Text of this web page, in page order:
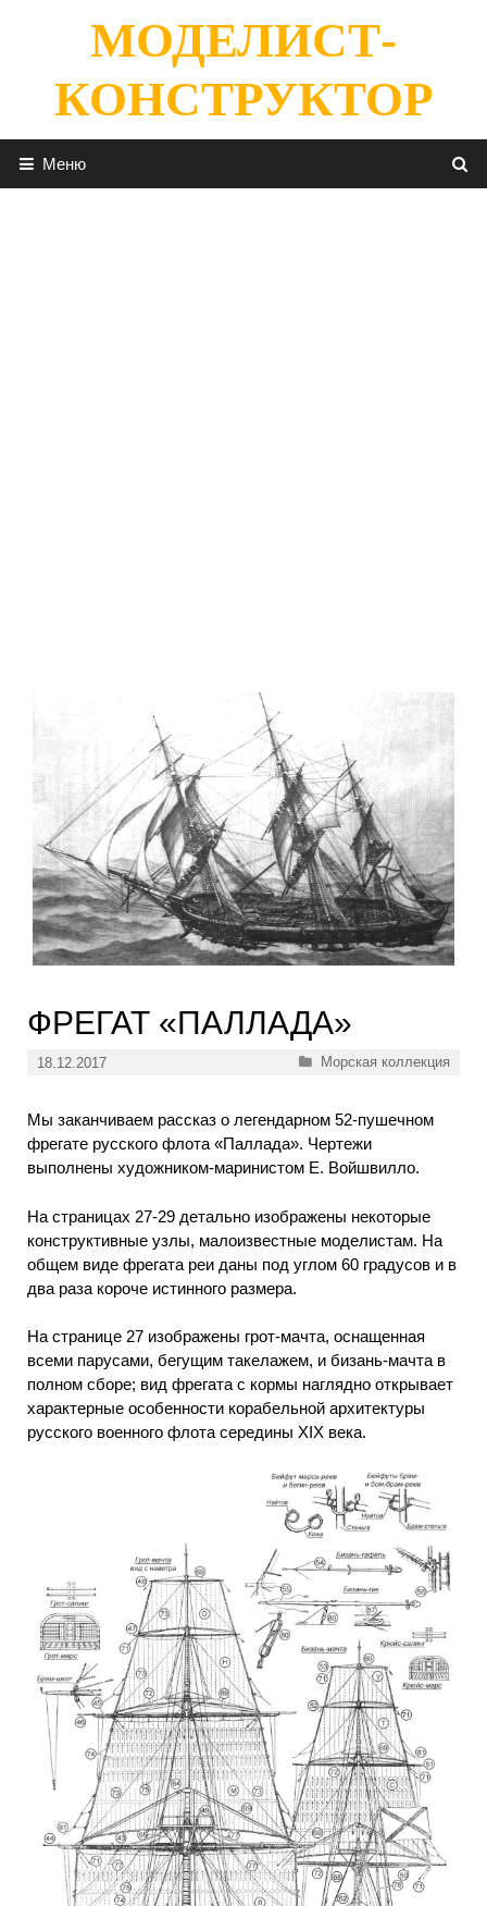
содержимомуМОДЕЛИСТ-
КОНСТРУКТОР
Меню
ФРЕГАТ «ПАЛЛАДА»
18.12.2017 Рубрики
Морская коллекция
Мы заканчиваем рассказ о легендарном 52-пушечном
фрегате русского флота «Паллада». Чертежи
выполнены художником-маринистом Е. Войшвилло.
На страницах 27-29 детально изображены некоторые
конструктивные узлы, малоизвестные моделистам. На
общем виде фрегата реи даны под углом 60 градусов и в
два раза короче истинного размера.
На странице 27 изображены грот-мачта, оснащенная
всеми парусами, бегущим такелажем, и бизань-мачта в
полном сборе; вид фрегата с кормы наглядно открывает
характерные особенности корабельной архитектуры
русского военного флота середины XIX века.